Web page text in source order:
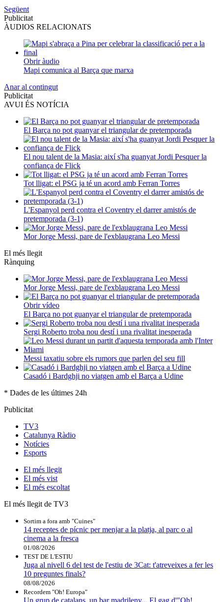
Següent
Publicitat
ÀUDIOS RELACIONATS
Obrir àudio
Mapi comunica al Barça que marxa
Anar al contingut
Publicitat
AVUI ÉS NOTÍCIA
El Barça no pot guanyar el triangular de pretemporada
El nou talent de la Masia: així s'ha guanyat Jordi Pesquer la
confiança de Flick
Tot lligat: el PSG ja té un acord amb Ferran Torres
L'Espanyol perd contra el Coventry el darrer amistós de
pretemporada (3-1)
Mor Jorge Messi, pare de l'exblaugrana Leo Messi
El més llegit
Rànquing
Mor Jorge Messi, pare de l'exblaugrana Leo Messi
Obrir vídeo
El Barça no pot guanyar el triangular de pretemporada
Sergi Roberto troba nou destí i una rivalitat inesperada
Messi taxatiu sobre els rumors que parlen del seu fill
Casadó i Bardghji no viatgen amb el Barça a Udine
* Dades de les últimes 24h
Publicitat
TV3
Catalunya Ràdio
Notícies
Esports
El més llegit
El més vist
El més escoltat
El més llegit de TV3
Sortim a fora amb "Cuines"
14 receptes de pícnic per menjar a la platja, al parc o al
cinema a la fresca
01/08/2026
TEST DE L'ESTIU
Juga al nivell 6 del test de l'estiu de 3Cat: t'atreveixes a fer les
10 preguntes finals?
08/08/2026
Recordem "Oh! Europa"
Un grup de catalans, un bar madrileny... El gag d'"Oh!